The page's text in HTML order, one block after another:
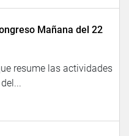
Mañana del 22
resume las actividades